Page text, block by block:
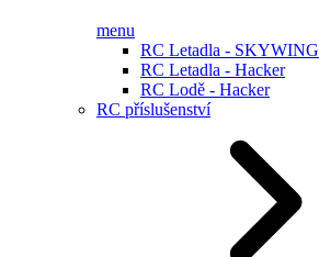
menu
RC Letadla - SKYWING
RC Letadla - Hacker
RC Lodě - Hacker
RC příslušenství